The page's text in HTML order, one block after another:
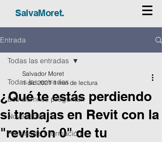
SalvaMoret.
Entrada
Todas las entradas
Los alumnos preguntan
Novedades
Ponencias y formación
Todas las entradas
¿Qué te estás perdiendo
si trabajas en Revit con la
"revisión 0"​ de tu
Salvador Moret
1 dic 2021 1 min de lectura